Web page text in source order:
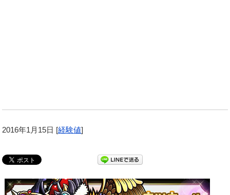
2016年1月15日 [経験値]